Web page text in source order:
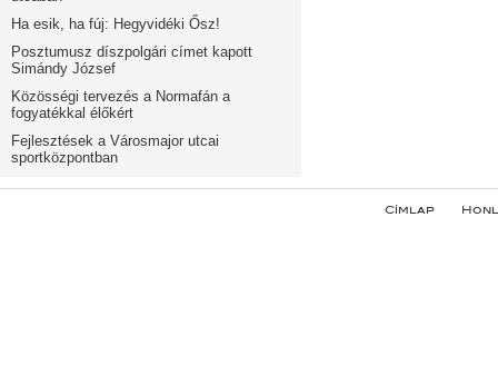
Ha esik, ha fúj: Hegyvidéki Ősz!
Posztumusz díszpolgári címet kapott
Simándy József
Közösségi tervezés a Normafán a
fogyatékkal élőkért
Fejlesztések a Városmajor utcai
sportközpontban
Címlap